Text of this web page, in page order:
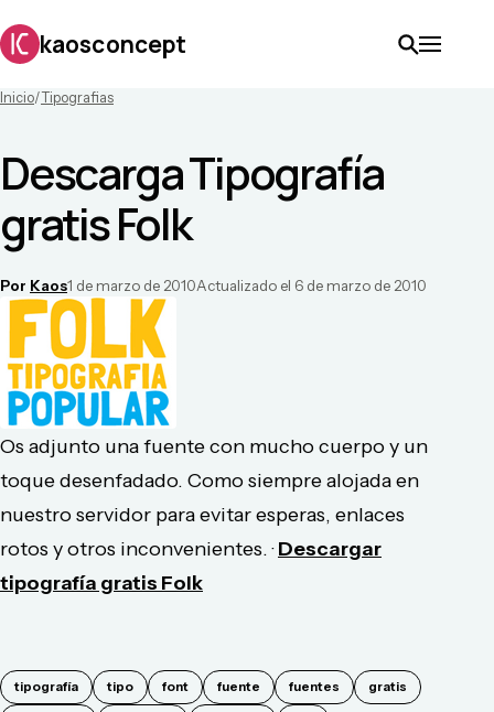
kaosconcept
Inicio/Tipografias
Descarga Tipografía
gratis Folk
Por Kaos1 de marzo de 2010Actualizado el 6 de marzo de 2010
Os adjunto una fuente con mucho cuerpo y un
toque desenfadado. Como siempre alojada en
nuestro servidor para evitar esperas, enlaces
rotos y otros inconvenientes. ·Descargar
tipografía gratis Folk
tipografía tipo font fuente fuentes gratis